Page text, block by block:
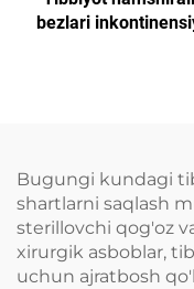
bezlari
Bugungi kundagi
shartlarni saqlash
sterillovchi qog'oz
xirurgik asboblar,
uchun ajratbosh